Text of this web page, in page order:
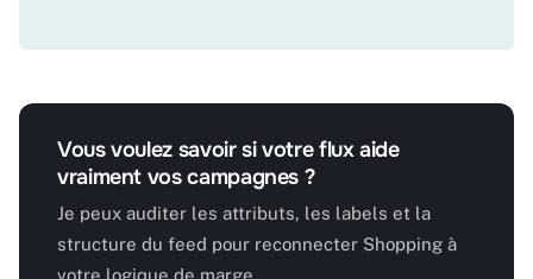
Vous voulez savoir si votre flux aide
vraiment vos campagnes ?
Je peux auditer les attributs, les labels et la
structure du feed pour reconnecter Shopping à
votre logique de marge.